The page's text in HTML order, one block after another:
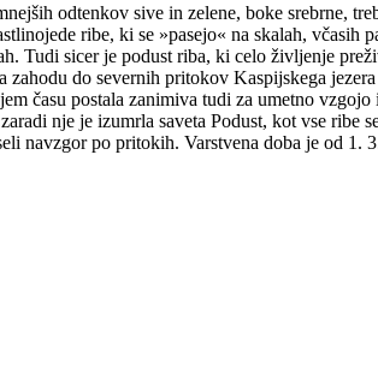
odtenkov sive in zelene, boke srebrne,
ribe, ki se »pasejo« na skalah,
Tudi sicer je podust riba, ki celo življenje
do severnih pritokov Kaspijskega
času postala zanimiva tudi za umetno
nje je izumrla saveta Podust, kot vse ribe
navzgor po pritokih. Varstvena doba je od 1.